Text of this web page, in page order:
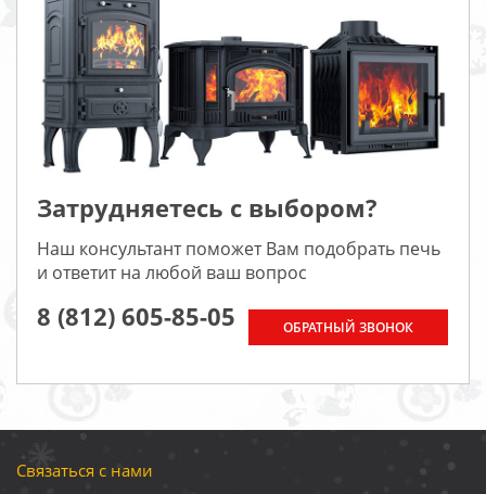
Затрудняетесь с выбором?
Наш консультант поможет Вам подобрать печь
и ответит на любой ваш вопрос
8 (812) 605-85-05 ОБРАТНЫЙ ЗВОНОК
Связаться с нами